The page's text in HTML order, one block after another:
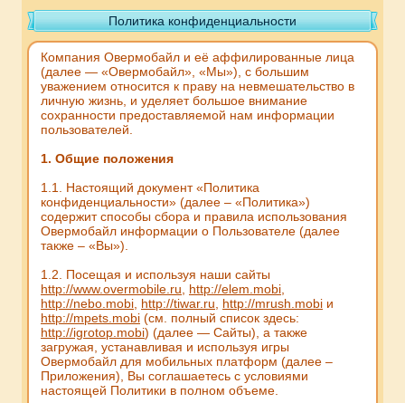
Политика конфиденциальности
Компания Овермобайл и её аффилированные лица
(далее — «Овермобайл», «Мы»), с большим
уважением относится к праву на невмешательство в
личную жизнь, и уделяет большое внимание
сохранности предоставляемой нам информации
пользователей.
1. Общие положения
1.1. Настоящий документ «Политика
конфиденциальности» (далее – «Политика»)
содержит способы сбора и правила использования
Овермобайл информации о Пользователе (далее
также – «Вы»).
1.2. Посещая и используя наши сайты
http://www.overmobile.ru
http://elem.mobi
http://nebo.mobi http://tiwar.ru http://mrush.mobi и
http://mpets.mobi (см. полный список здесь:
http://igrotop.mobi) (далее — Сайты), а также
загружая, устанавливая и используя игры
Овермобайл для мобильных платформ (далее –
Приложения), Вы соглашаетесь с условиями
настоящей Политики в полном объеме.